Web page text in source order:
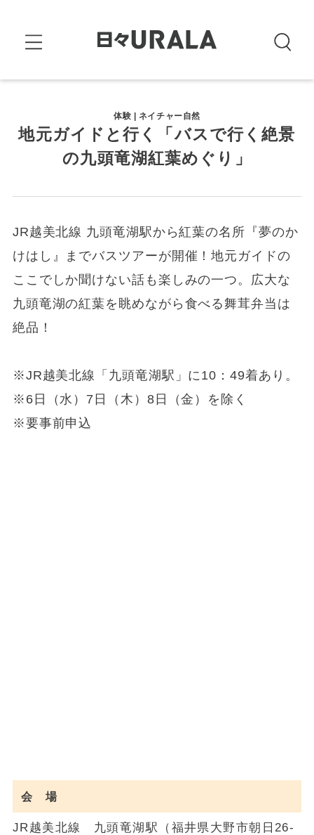
体験 | ネイチャー自然
地元ガイドと行く「バスで行く絶景
の九頭竜湖紅葉めぐり」
JR越美北線 九頭竜湖駅から紅葉の名所『夢のか
けはし』までバスツアーが開催！地元ガイドの
ここでしか聞けない話も楽しみの一つ。広大な
九頭竜湖の紅葉を眺めながら食べる舞茸弁当は
絶品！
※JR越美北線「九頭竜湖駅」に10：49着あり。
※6日（水）7日（木）8日（金）を除く
※要事前申込
会 場
JR越美北線 九頭竜湖駅（福井県大野市朝日26-